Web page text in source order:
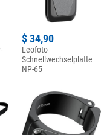
$ 34,90
Leofoto
Schnellwechselplatte
NP-65